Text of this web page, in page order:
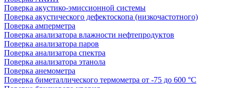
Поверка акустико-эмиссионной системы
Поверка акустического дефектоскопа (низкочастотного)
Поверка амперметра
Поверка анализатора влажности нефтепродуктов
Поверка анализатора паров
Поверка анализатора спектра
Поверка анализатора этанола
Поверка анемометра
Поверка биметаллического термометра от -75 до 600 °С